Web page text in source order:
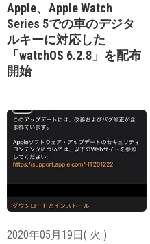
Apple、Apple Watch
Series 5での車のデジタ
ルキーに対応した
「watchOS 6.2.8」を配布
開始
2020年05月19日( 火 )